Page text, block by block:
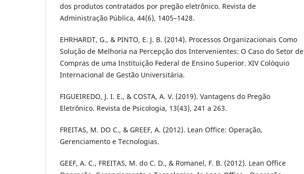
dos produtos contratados por pregão eletrônico. Revista de
Administração Pública, 44(6), 1405–1428.
EHRHARDT, G., & PINTO, E. J. B. (2014). Processos Organizacionais Como
Solução de Melhoria na Percepção dos Intervenientes: O Caso do Setor de
Compras de uma Instituição Federal de Ensino Superior. XIV Colóquio
Internacional de Gestão Universitária.
FIGUEIREDO, J. I. E., & COSTA, A. V. (2019). Vantagens do Pregão
Eletrônico. Revista de Psicologia, 13(43), 241 a 263.
FREITAS, M. DO C., & GREEF, A. (2012). Lean Office: Operação,
Gerenciamento e Tecnologias.
GEEF, A. C., FREITAS, M. do C. D., & Romanel, F. B. (2012). Lean Office